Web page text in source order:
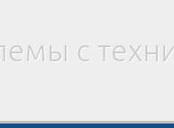
с